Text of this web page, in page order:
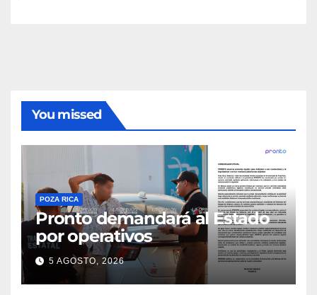
You missed
POZA RICA
Pronto demandará al Estado
por operativos
5 AGOSTO, 2026